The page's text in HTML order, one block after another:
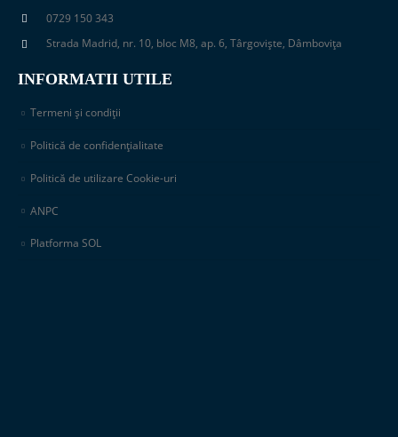
0729 150 343
Strada Madrid, nr. 10, bloc M8, ap. 6, Târgoviște, Dâmbovița
INFORMATII UTILE
Termeni și condiții
Politică de confidențialitate
Politică de utilizare Cookie-uri
ANPC
Platforma SOL